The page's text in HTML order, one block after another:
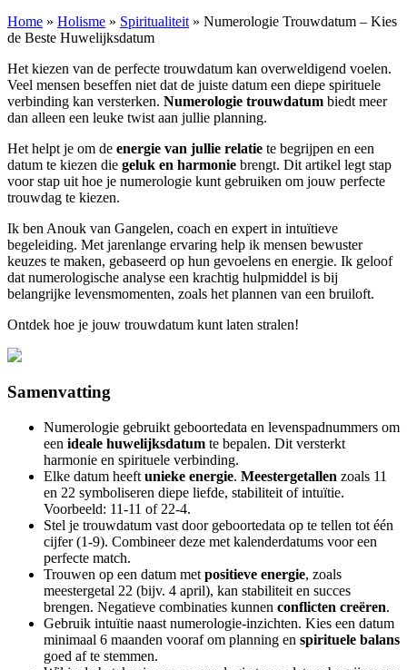
Home » Holisme » Spiritualiteit » Numerologie Trouwdatum – Kies
de Beste Huwelijksdatum
Het kiezen van de perfecte trouwdatum kan overweldigend voelen.
Veel mensen beseffen niet dat de juiste datum een diepe spirituele
verbinding kan versterken. Numerologie trouwdatum biedt meer
dan alleen een leuke twist aan jullie planning.
Het helpt je om de energie van jullie relatie te begrijpen en een
datum te kiezen die geluk en harmonie brengt. Dit artikel legt stap
voor stap uit hoe je numerologie kunt gebruiken om jouw perfecte
trouwdag te kiezen.
Ik ben Anouk van Gangelen, coach en expert in intuïtieve
begeleiding. Met jarenlange ervaring help ik mensen bewuster
keuzes te maken, gebaseerd op hun gevoelens en energie. Ik geloof
dat numerologische analyse een krachtig hulpmiddel is bij
belangrijke levensmomenten, zoals het plannen van een bruiloft.
Ontdek hoe je jouw trouwdatum kunt laten stralen!
Samenvatting
Numerologie gebruikt geboortedata en levenspadnummers om
een ideale huwelijksdatum te bepalen. Dit versterkt
harmonie en spirituele verbinding.
Elke datum heeft unieke energie. Meestergetallen zoals 11
en 22 symboliseren diepe liefde, stabiliteit of intuïtie.
Voorbeeld: 11-11 of 22-4.
Stel je trouwdatum vast door geboortedata op te tellen tot één
cijfer (1-9). Combineer deze met kalenderdatums voor een
perfecte match.
Trouwen op een datum met positieve energie, zoals
meestergetal 22 (bijv. 4 april), kan stabiliteit en succes
brengen. Negatieve combinaties kunnen conflicten creëren.
Gebruik intuïtie naast numerologie-inzichten. Kies een datum
minimaal 6 maanden vooraf om planning en spirituele balans
goed af te stemmen.